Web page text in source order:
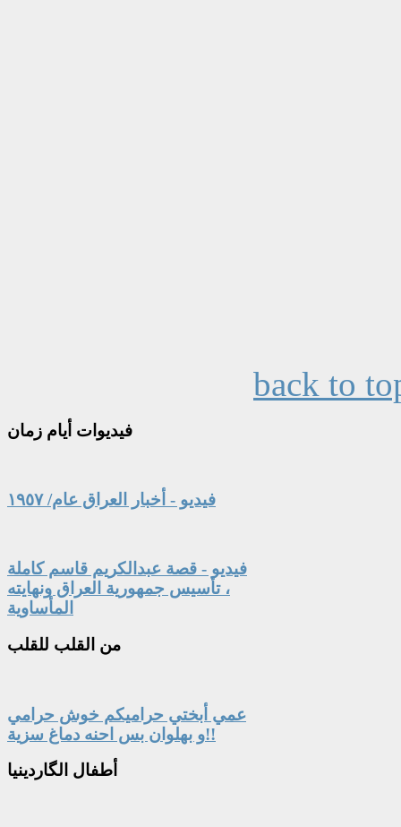
back to
فيديوات أيام زمان
فيديو - أخبار العراق عام/ ١٩٥٧
فيديو - قصة عبدالكريم قاسم كاملة
، تأسيس جمهورية العراق ونهايته
المأساوية
من القلب للقلب
عمي أبختي حراميكم خوش حرامي
و بهلوان بس احنه دماغ سزية!!
أطفال الگاردينيا